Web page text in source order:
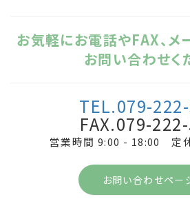
お気軽にお電話やFAX、メ
お問い合わせく
TEL.079-
FAX.079-
営業時間 9:00 - 18:00 定休
お問い合わせペー